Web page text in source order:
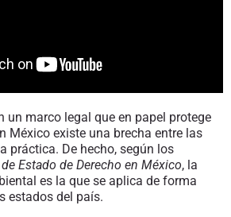
un marco legal que en papel protege
México existe una brecha entre las
práctica. De hecho, según los
Estado de Derecho en México, la
es la que se aplica de forma
estados del país.